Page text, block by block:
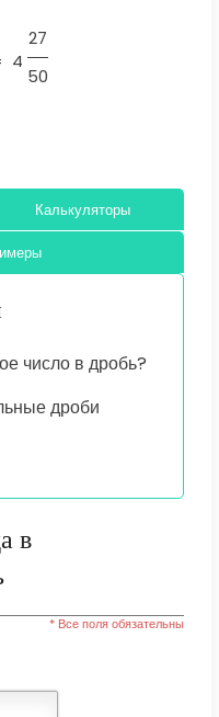
4
27
50
Калькуляторы
число в дробь?
дроби
в
* Все поля обязательны